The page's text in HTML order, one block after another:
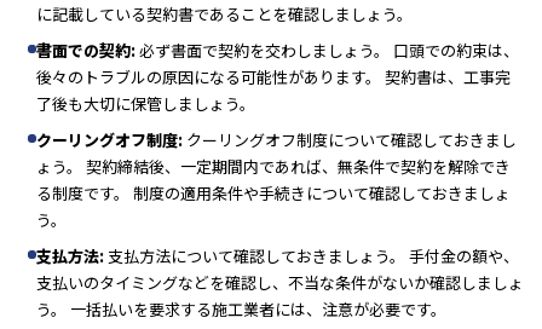
に記載している契約書であることを確認しましょう。
書面での契約:必ず書面で契約を交わしましょう。 口頭での約束は、
後々のトラブルの原因になる可能性があります。 契約書は、工事完
了後も大切に保管しましょう。
クーリングオフ制度: クーリングオフ制度について確認しておきまし
ょう。 契約締結後、一定期間内であれば、無条件で契約を解除でき
る制度です。 制度の適用条件や手続きについて確認しておきましょ
う。
支払方法: 支払方法について確認しておきましょう。 手付金の額や、
支払いのタイミングなどを確認し、不当な条件がないか確認しましょ
う。 一括払いを要求する施工業者には、注意が必要です。